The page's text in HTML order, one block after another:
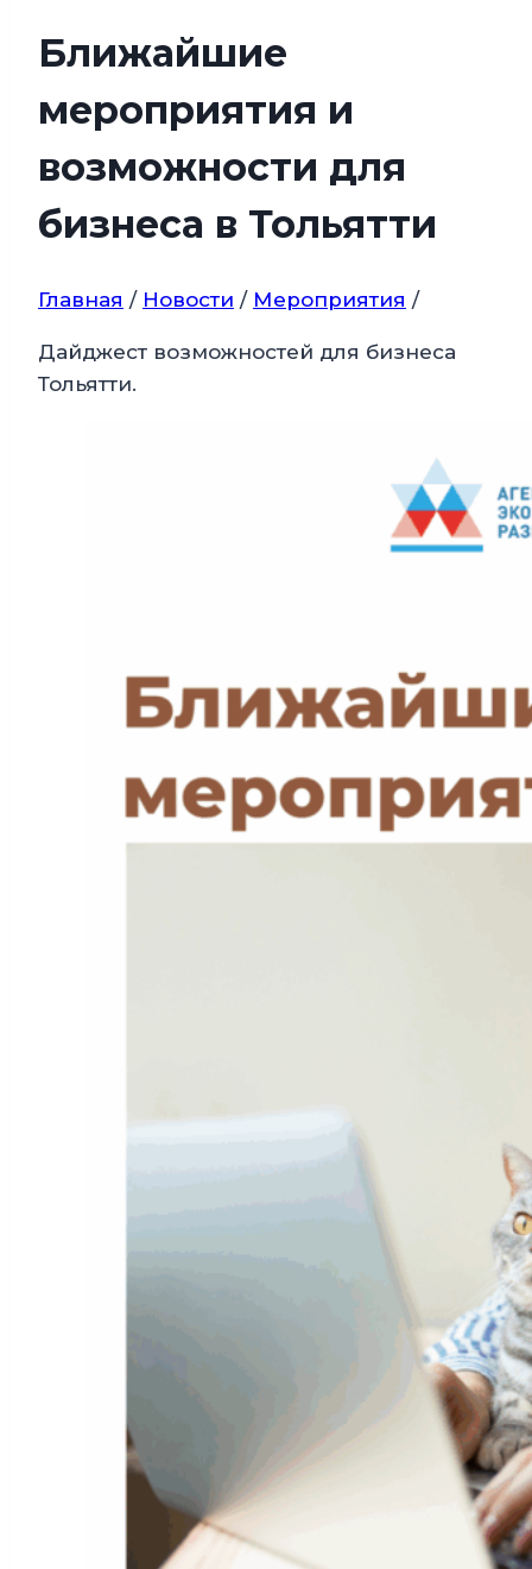
Ближайшие
мероприятия и
возможности для
бизнеса в Тольятти
Главная / Новости / Мероприятия /
Дайджест возможностей для бизнеса
Тольятти.